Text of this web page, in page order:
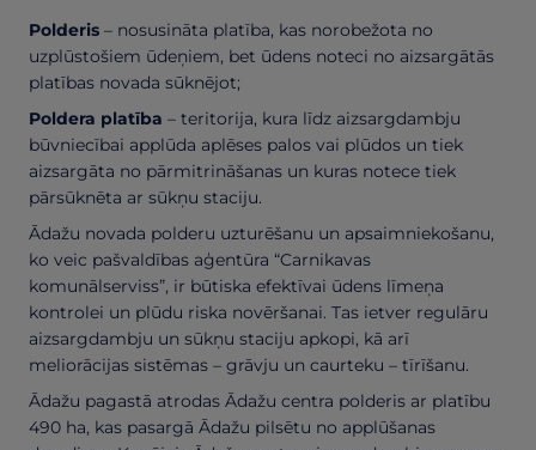
Polderis – nosusināta platība, kas norobežota no
uzplūstošiem ūdeņiem, bet ūdens noteci no aizsargātās
platības novada sūknējot;
Poldera platība – teritorija, kura līdz aizsargdambju
būvniecībai applūda aplēses palos vai plūdos un tiek
aizsargāta no pārmitrināšanas un kuras notece tiek
pārsūknēta ar sūkņu staciju.
Ādažu novada polderu uzturēšanu un apsaimniekošanu,
ko veic pašvaldības aģentūra “Carnikavas
komunālserviss”, ir būtiska efektīvai ūdens līmeņa
kontrolei un plūdu riska novēršanai. Tas ietver regulāru
aizsargdambju un sūkņu staciju apkopi, kā arī
meliorācijas sistēmas – grāvju un caurteku – tīrīšanu.
Ādažu pagastā atrodas Ādažu centra polderis ar platību
490 ha, kas pasargā Ādažu pilsētu no applūšanas